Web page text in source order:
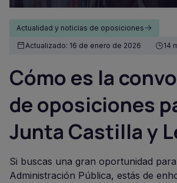
Actualidad y noticias de oposiciones
Actualizado: 16 de enero de 2026
14
Cómo es la
de oposiciones
Junta Castilla y
Si buscas una gran oportunidad
Administración Pública, estás de